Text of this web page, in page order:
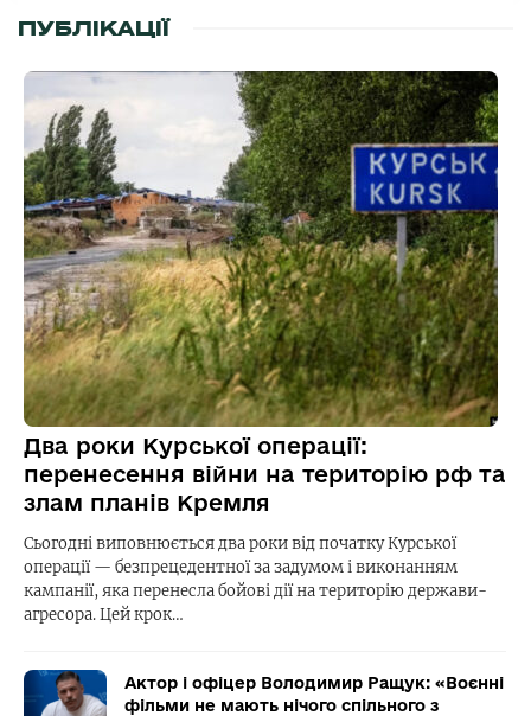
ПУБЛІКАЦІЇ
Два роки Курської операції:
перенесення війни на територію рф та
злам планів Кремля
Сьогодні виповнюється два роки від початку Курської
операції — безпрецедентної за задумом і виконанням
кампанії, яка перенесла бойові дії на територію держави-
агресора. Цей крок…
Актор і офіцер Володимир Ращук: «Воєнні
фільми не мають нічого спільного з